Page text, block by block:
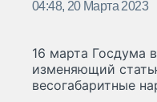
04:48, 20 Марта 2023
16 марта Госдума
изменяющий
весогабаритные